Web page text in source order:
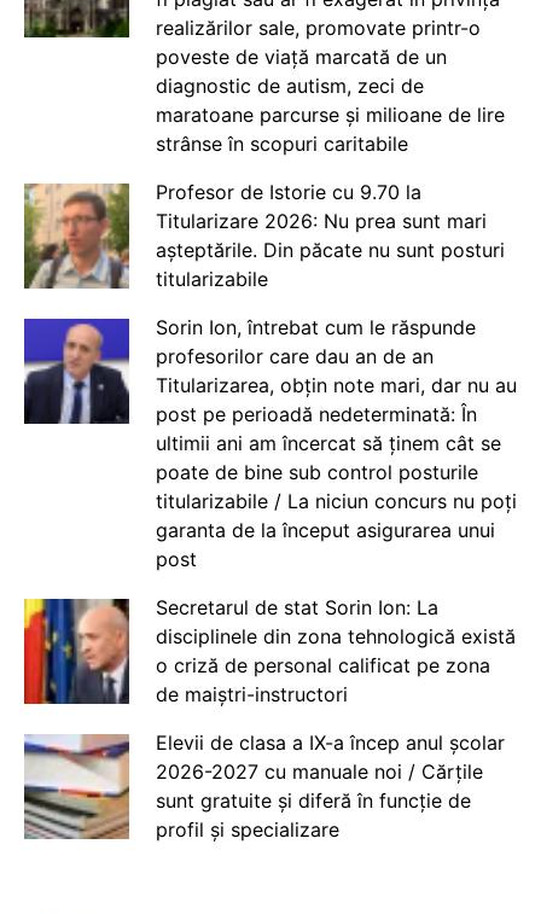
realizărilor sale, promovate printr-o
poveste de viață marcată de un
diagnostic de autism, zeci de
maratoane parcurse și milioane de lire
strânse în scopuri caritabile
Profesor de Istorie cu 9.70 la
Titularizare 2026: Nu prea sunt mari
așteptările. Din păcate nu sunt posturi
titularizabile
Sorin Ion, întrebat cum le răspunde
profesorilor care dau an de an
Titularizarea, obțin note mari, dar nu au
post pe perioadă nedeterminată: În
ultimii ani am încercat să ținem cât se
poate de bine sub control posturile
titularizabile / La niciun concurs nu poți
garanta de la început asigurarea unui
post
Secretarul de stat Sorin Ion: La
disciplinele din zona tehnologică există
o criză de personal calificat pe zona
de maiștri-instructori
Elevii de clasa a IX-a încep anul școlar
2026-2027 cu manuale noi / Cărțile
sunt gratuite și diferă în funcție de
profil și specializare